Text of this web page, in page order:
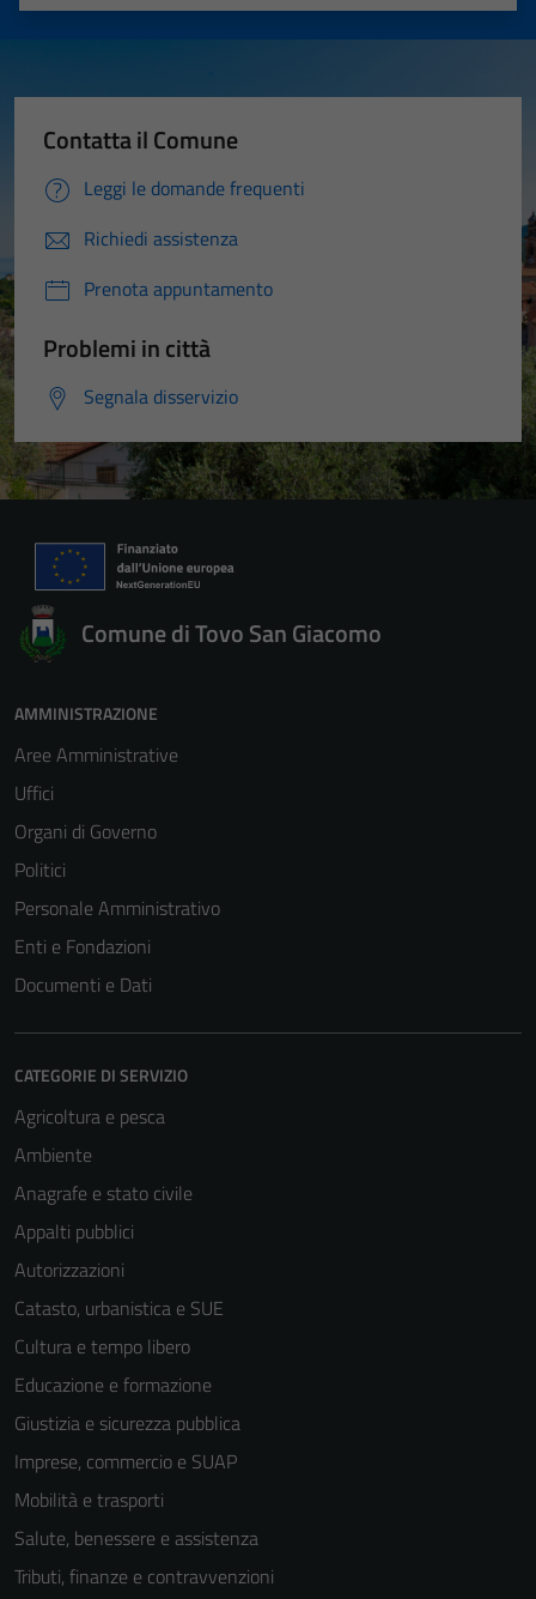
Contatta il Comune
Leggi le domande frequenti
Richiedi assistenza
Prenota appuntamento
Problemi in città
Segnala disservizio
Comune di Tovo San Giacomo
AMMINISTRAZIONE
Aree Amministrative
Uffici
Organi di Governo
Politici
Personale Amministrativo
Enti e Fondazioni
Documenti e Dati
CATEGORIE DI SERVIZIO
Agricoltura e pesca
Ambiente
Anagrafe e stato civile
Appalti pubblici
Autorizzazioni
Catasto, urbanistica e SUE
Cultura e tempo libero
Educazione e formazione
Giustizia e sicurezza pubblica
Imprese, commercio e SUAP
Mobilità e trasporti
Salute, benessere e assistenza
Tributi, finanze e contravvenzioni